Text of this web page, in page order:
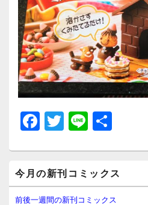
F
a
c
e
b
T
wi
tt
er
Li
n
e
イ
ン
サ
今月の新刊コミックス
前後一週間の新刊コミックス